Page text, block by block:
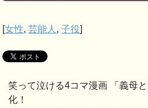
[女性,芸能人 ,子役]
笑って泣ける4コマ漫画 「義母
化！